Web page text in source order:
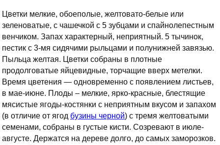
Цветки мелкие, обоеполые, желтовато-белые или
зеленоватые, с чашечкой с 5 зубцами и спайнолепестным
венчиком. Запах характерный, неприятный. 5 тычинок,
пестик с 3-мя сидячими рыльцами и полунижней завязью.
Пыльца желтая. Цветки собраны в плотные
продолговатые яйцевидные, торчащие вверх метелки.
Время цветения — одновременно с появлением листьев,
в мае-июне. Плоды – мелкие, ярко-красные, блестящие
мясистые ягоды-костянки с неприятным вкусом и запахом
(в отличие от ягод бузины черной) с тремя желтоватыми
семенами, собраны в густые кисти. Созревают в июле-
августе. Держатся на дереве долго, до самых заморозков.